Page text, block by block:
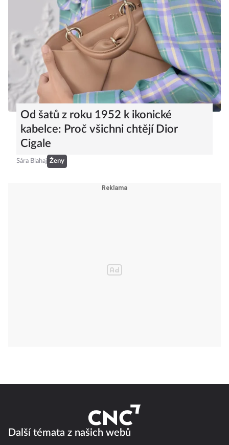
Od šatů z roku 1952 k ikonické
kabelce: Proč všichni chtějí Dior
Cigale
Sára Blahaj Ženy
Další témata z našich webů